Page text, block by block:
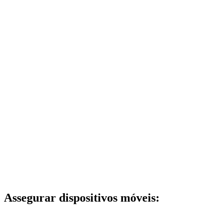
Assegurar dispositivos móveis: